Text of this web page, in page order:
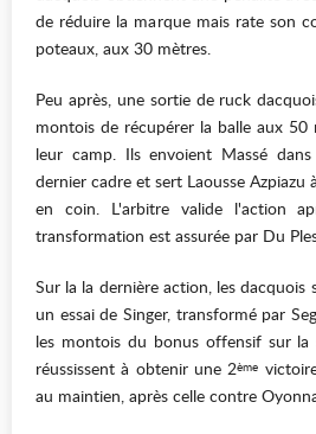
de réduire la marque mais rate son
poteaux, aux 30 mètres.
Peu après, une sortie de ruck
montois de récupérer la balle aux
leur camp. Ils envoient Massé
dernier cadre et sert Laousse Azpiazu
en coin. L'arbitre valide l'action
transformation est assurée par Du
Sur la la dernière action, les dacquois
un essai de Singer, transformé par
les montois du bonus offensif sur la
réussissent à obtenir une 2ème
au maintien, après celle contre